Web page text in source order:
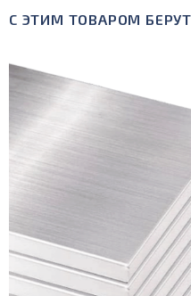
С ЭТИМ ТОВАРОМ БЕРУТ